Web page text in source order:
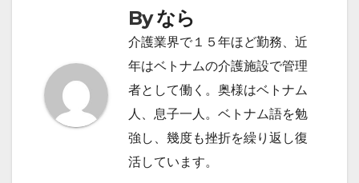
シ
ョ
Byなら
介護業界で１５年ほど勤務、近
年はベトナムの介護施設で管理
者として働く。奥様はベトナム
人、息子一人。ベトナム語を勉
強し、幾度も挫折を繰り返し復
活しています。